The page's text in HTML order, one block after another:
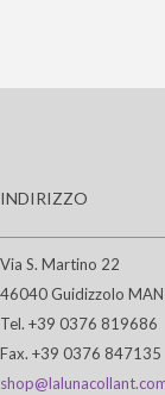
INDIRIZZO
Via S. Martino 22
46040 Guidizzolo
Tel. +39 0376 819686
Fax. +39 0376 847135